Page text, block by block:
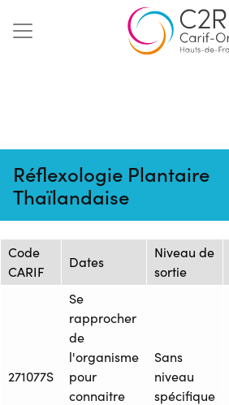
Aller
au
contenu
Réflexologie Plantaire
Thaïlandaise
Mise à jour :
19/11/2024
Formation :
2488558F
Session de formation
Code
CARIF
Dates
Niveau de
sortie
271077S
Se
rapprocher
de
l'organisme
pour
connaitre
Sans
niveau
spécifique